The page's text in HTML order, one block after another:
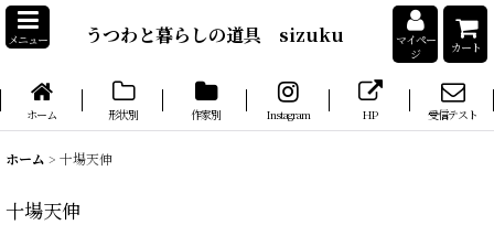
メニュー うつわと暮らしの道具 sizuku
マイペー
ジ
カート
ホーム 形状別 作家別 Instagram HP 受信テスト
ホーム > 十場天伸
十場天伸